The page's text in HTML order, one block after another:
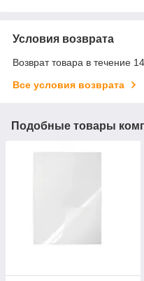
Условия возврата
Возврат товара в течение
Все условия возврата
Подобные товары